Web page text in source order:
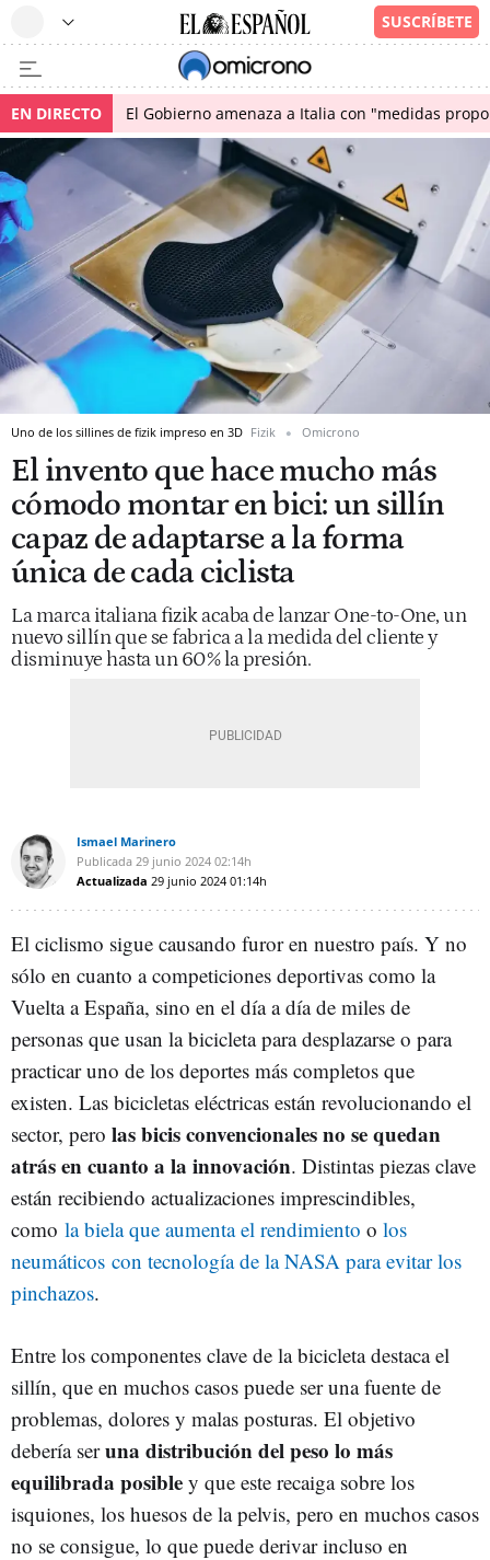
EN DIRECTO El Gobierno amenaza a Italia con "medidas
Uno de los sillines de fizik impreso en 3D Fizik Omicrono
El invento que hace mucho más
cómodo montar en bici: un sillín
capaz de adaptarse a la forma
única de cada ciclista
La marca italiana fizik acaba de lanzar One-to-One, un
nuevo sillín que se fabrica a la medida del cliente y
disminuye hasta un 60% la presión.
Ismael Marinero
Publicada 29 junio 2024 02:14h
Actualizada 29 junio 2024 01:14h
El ciclismo sigue causando furor en nuestro país. Y no
sólo en cuanto a competiciones deportivas como la
Vuelta a España, sino en el día a día de miles de
personas que usan la bicicleta para desplazarse o para
practicar uno de los deportes más completos que
existen. Las bicicletas eléctricas están revolucionando el
sector, pero las bicis convencionales no se quedan
atrás en cuanto a la innovación. Distintas piezas clave
están recibiendo actualizaciones imprescindibles,
como la biela que aumenta el rendimiento o los
neumáticos con tecnología de la NASA para evitar los
pinchazos.
Entre los componentes clave de la bicicleta destaca el
sillín, que en muchos casos puede ser una fuente de
problemas, dolores y malas posturas. El objetivo
debería seruna distribución del peso lo más
equilibrada posible y que este recaiga sobre los
isquiones, los huesos de la pelvis, pero en muchos casos
no se consigue, lo que puede derivar incluso en